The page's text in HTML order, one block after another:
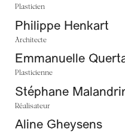
Plasticien
Philippe Henkart
Architecte
Emmanuelle
Plasticienne
Stéphane
Réalisateur
Aline Gheysens